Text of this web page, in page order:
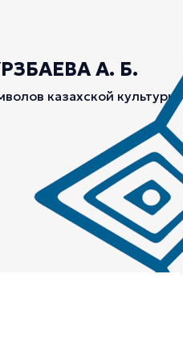
А. Б.
казахской культуры.